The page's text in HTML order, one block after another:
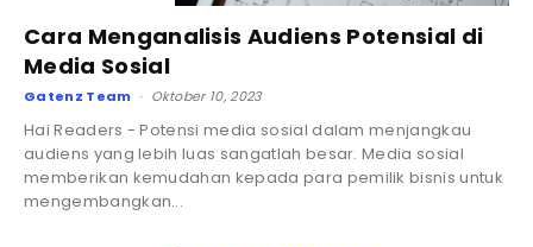
Cara Menganalisis Audiens Potensial di
Media Sosial
Gatenz Team - Oktober 10, 2023
Hai Readers - Potensi media sosial dalam menjangkau
audiens yang lebih luas sangatlah besar. Media sosial
memberikan kemudahan kepada para pemilik bisnis untuk
mengembangkan...